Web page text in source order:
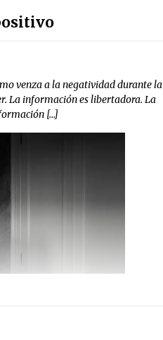
venza a la negatividad durante la
La información es libertadora. La
[…]